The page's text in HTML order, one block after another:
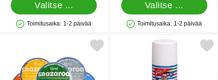
Valitse ...
Saatavuus: Varastossa
Toimitusaika: 1-2 päivää
Valitse ...
Saatavuus: Varastossa
Toimitusaika: 1-2 päivää
Merkitse snazaroo Kasvoväri Bright Green suosikiksi
Merkitse vartaloväri Spray